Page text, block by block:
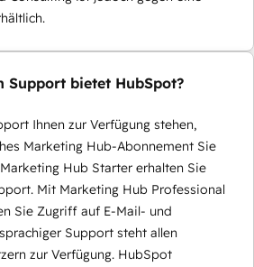
Support bietet HubSpot?
Ihnen zur Verfügung stehen,
Marketing Hub-Abonnement Sie
Hub Starter erhalten Sie
Mit Marketing Hub Professional
Sie Zugriff auf E-Mail- und
Support steht allen
zur Verfügung. HubSpot